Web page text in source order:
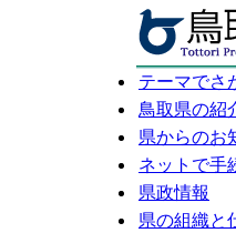
テーマでさ
鳥取県の紹
県からのお
ネットで手
県政情報
県の組織と